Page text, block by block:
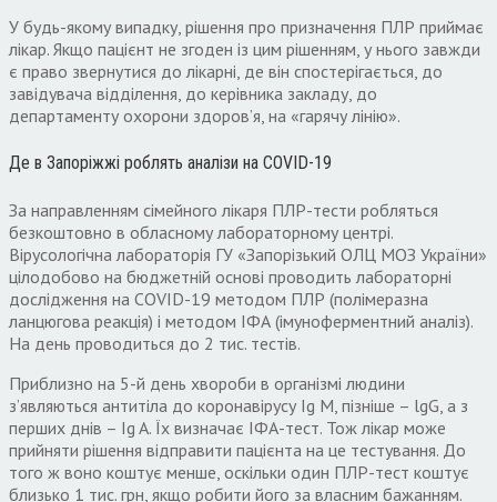
У будь-якому випадку, рішення про призначення ПЛР приймає
лікар. Якщо пацієнт не згоден із цим рішенням, у нього завжди
є право звернутися до лікарні, де він спостерігається, до
завідувача відділення, до керівника закладу, до
департаменту охорони здоров’я, на «гарячу лінію».
Де в Запоріжжі роблять аналізи на COVID-19
За направленням сiмейного лiкаря ПЛР-тести робляться
безкоштовно в обласному лабораторному центрi.
Вірусологічна лабораторія ГУ «Запорізький ОЛЦ МОЗ України»
цілодобово на бюджетній основі проводить лабораторні
дослідження на COVID-19 методом ПЛР (полімеразна
ланцюгова реакція) і методом ІФА (імуноферментний аналіз).
На день проводиться до 2 тис. тестів.
Приблизно на 5-й день хвороби в організмі людини
з’являються антитіла до коронавірусу Ig M, пізніше – lgG, а з
перших днів – Ig A. Їх визначає ІФА-тест. Тож лікар може
прийняти рішення відправити пацієнта на це тестування. До
того ж воно коштує менше, оскільки один ПЛР-тест коштує
близько 1 тис. грн, якщо робити його за власним бажанням.